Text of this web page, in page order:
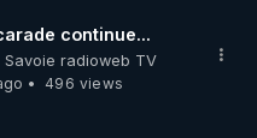
continue...
Savoie radioweb TV
496 views